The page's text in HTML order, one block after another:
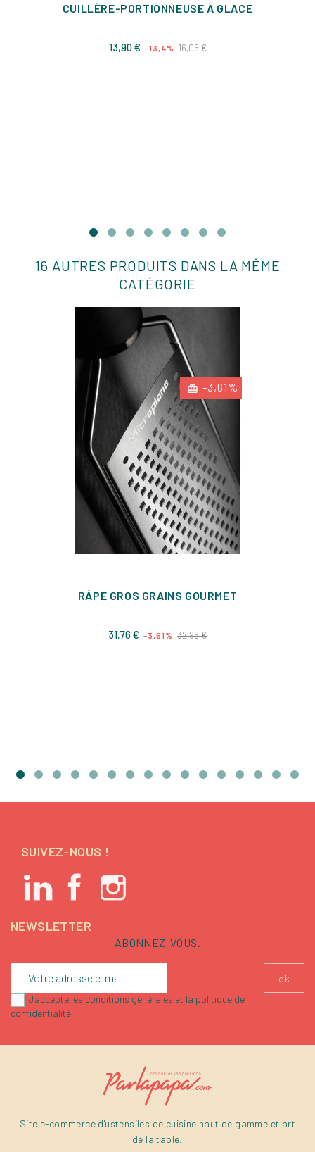
CUILLÈRE-PORTIONNEUSE À GLACE
13,90 € Prix
-13,4% 16,05 €Prix
16 AUTRES PRODUITS DANS LA MÊME
CATÉGORIE
-3,61%
RÂPE GROS GRAINS GOURMET
31,76 € Prix
-3,61% 32,95 €Prix
SUIVEZ-NOUS !
NEWSLETTER
ABONNEZ-VOUS.
J'accepte les conditions générales et la politique de
confidentialité
Site e-commerce d'ustensiles de cuisine haut de gamme et art
de la table.